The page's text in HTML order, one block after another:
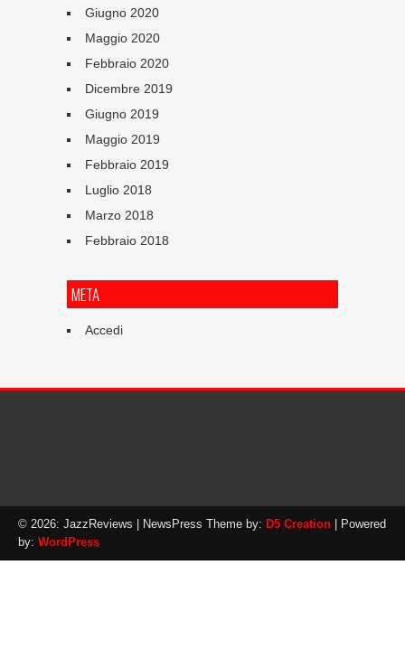
Giugno 2020
Maggio 2020
Febbraio 2020
Dicembre 2019
Giugno 2019
Maggio 2019
Febbraio 2019
Luglio 2018
Marzo 2018
Febbraio 2018
META
Accedi
© 2026: JazzReviews | NewsPress Theme by: D5 Creation | Powered
by: WordPress